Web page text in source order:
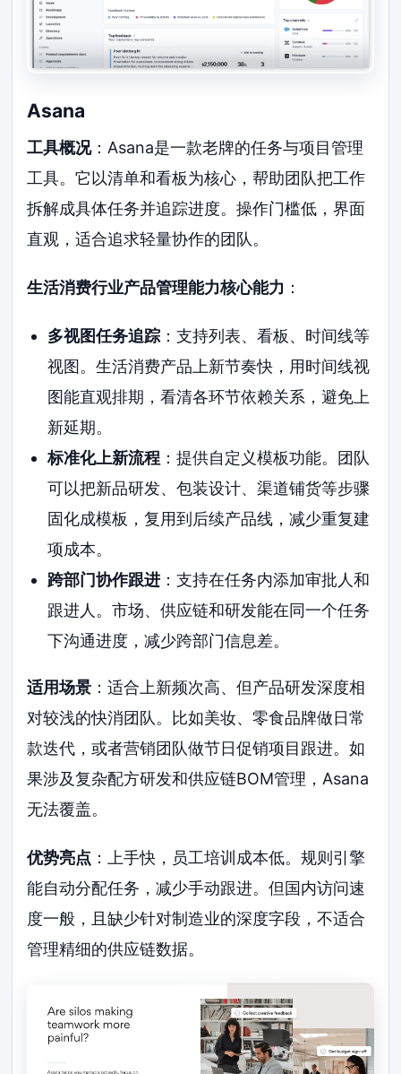
Asana
工具概况：Asana是一款老牌的任务与项目管理
工具。它以清单和看板为核心，帮助团队把工作
拆解成具体任务并追踪进度。操作门槛低，界面
直观，适合追求轻量协作的团队。
生活消费行业产品管理能力核心能力 ：
多视图任务追踪：支持列表、看板、时间线等
视图。生活消费产品上新节奏快，用时间线视
图能直观排期，看清各环节依赖关系，避免上
新延期。
标准化上新流程：提供自定义模板功能。团队
可以把新品研发、包装设计、渠道铺货等步骤
固化成模板，复用到后续产品线，减少重复建
项成本。
跨部门协作跟进：支持在任务内添加审批人和
跟进人。市场、供应链和研发能在同一个任务
下沟通进度，减少跨部门信息差。
适用场景 ：适合上新频次高、但产品研发深度相
对较浅的快消团队。比如美妆、零食品牌做日常
款迭代，或者营销团队做节日促销项目跟进。如
果涉及复杂配方研发和供应链BOM管理，Asana
无法覆盖。
优势亮点 ：上手快，员工培训成本低。规则引擎
能自动分配任务，减少手动跟进。但国内访问速
度一般，且缺少针对制造业的深度字段，不适合
管理精细的供应链数据。